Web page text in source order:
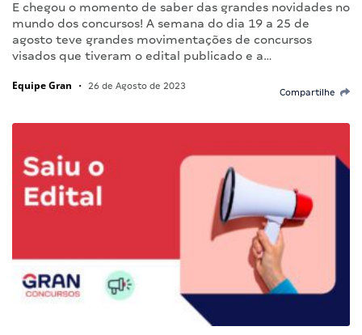
E chegou o momento de saber das grandes novidades no
mundo dos concursos! A semana do dia 19 a 25 de
agosto teve grandes movimentações de concursos
visados que tiveram o edital publicado e a…
Equipe Gran • 26 de Agosto de 2023
Compartilhe